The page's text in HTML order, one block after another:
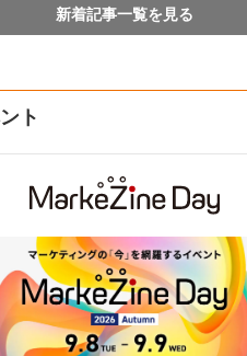
新着記事一覧を見る
ト